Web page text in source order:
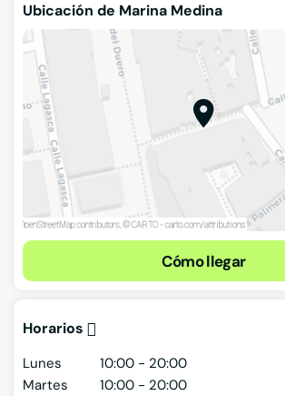
Ubicación de Marina Medina
Cómo llegar
Horarios
Lunes
10:00 - 20:00
Martes
10:00 - 20:00